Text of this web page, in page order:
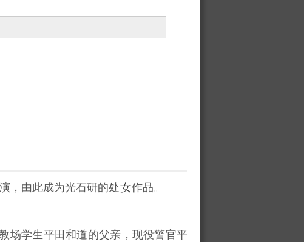
，由此成为光石研的处
作品。
场学生平田和道的父亲，现役警官平